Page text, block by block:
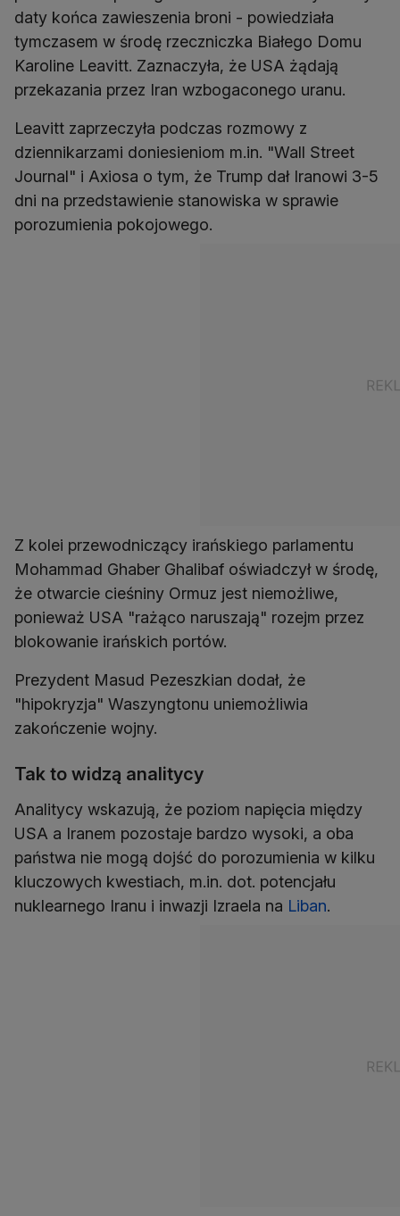
daty końca zawieszenia broni - powiedziała
tymczasem w środę rzeczniczka Białego Domu
Karoline Leavitt. Zaznaczyła, że USA żądają
przekazania przez Iran wzbogaconego uranu.
Leavitt zaprzeczyła podczas rozmowy z
dziennikarzami doniesieniom m.in. "Wall Street
Journal" i Axiosa o tym, że Trump dał Iranowi 3-5
dni na przedstawienie stanowiska w sprawie
porozumienia pokojowego.
Z kolei przewodniczący irańskiego parlamentu
Mohammad Ghaber Ghalibaf oświadczył w środę,
że otwarcie cieśniny Ormuz jest niemożliwe,
ponieważ USA "rażąco naruszają" rozejm przez
blokowanie irańskich portów.
Prezydent Masud Pezeszkian dodał, że
"hipokryzja" Waszyngtonu uniemożliwia
zakończenie wojny.
Tak to widzą analitycy
Analitycy wskazują, że poziom napięcia między
USA a Iranem pozostaje bardzo wysoki, a oba
państwa nie mogą dojść do porozumienia w kilku
kluczowych kwestiach, m.in. dot. potencjału
nuklearnego Iranu i inwazji Izraela na Liban.